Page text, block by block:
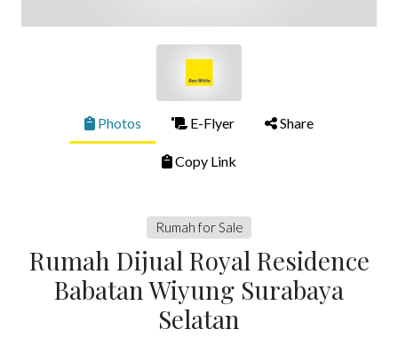
Photos E-Flyer Share
Copy Link
Rumah for Sale
Rumah Dijual Royal Residence
Babatan Wiyung Surabaya
Selatan